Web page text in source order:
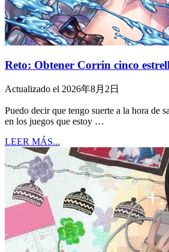
Reto: Obtener Corrin cinco
Actualizado el 2026年8月2日
Puedo decir que tengo suerte a la hora de
en los juegos que estoy …
LEER MÁS...